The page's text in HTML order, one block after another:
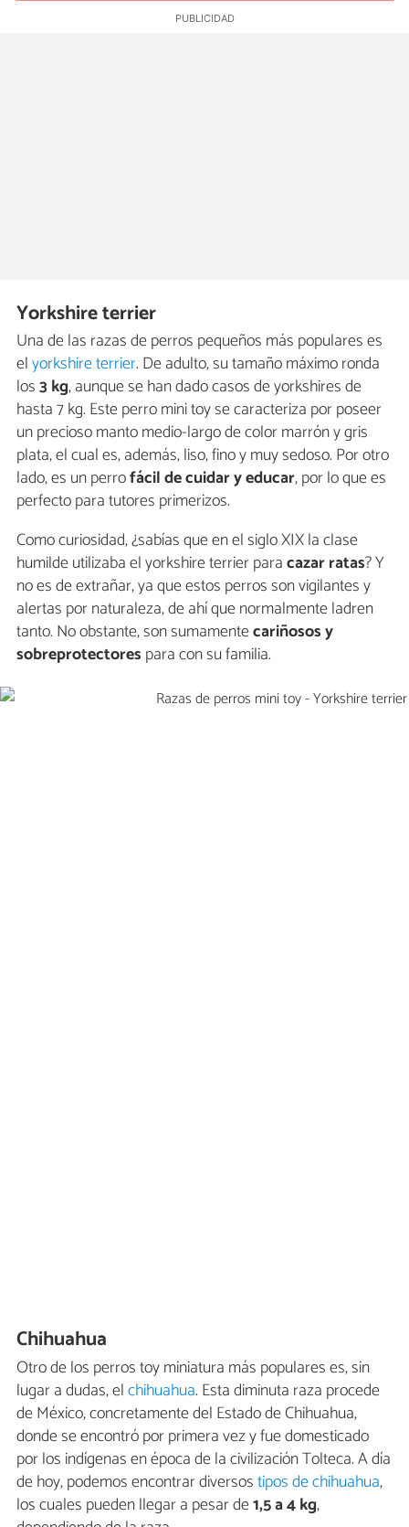
Yorkshire terrier
Una de las razas de perros pequeños más populares es
elyorkshire terrier. De adulto, su tamaño máximo ronda
los3 kg, aunque se han dado casos de yorkshires de
hasta 7 kg. Este perro mini toy se caracteriza por poseer
un precioso manto medio-largo de color marrón y gris
plata, el cual es, además, liso, fino y muy sedoso. Por otro
lado, es un perrofácil de cuidar y educar, por lo que es
perfecto para tutores primerizos.
Como curiosidad, ¿sabías que en el siglo XIX la clase
humilde utilizaba el yorkshire terrier paracazar ratas? Y
no es de extrañar, ya que estos perros son vigilantes y
alertas por naturaleza, de ahí que normalmente ladren
tanto. No obstante, son sumamentecariñosos y
sobreprotectores para con su familia.
Chihuahua
Otro de los perros toy miniatura más populares es, sin
lugar a dudas, elchihuahua. Esta diminuta raza procede
de México, concretamente del Estado de Chihuahua,
donde se encontró por primera vez y fue domesticado
por los indígenas en época de la civilización Tolteca. A día
de hoy, podemos encontrar diversostipos de chihuahua,
los cuales pueden llegar a pesar de1,5 a 4 kg,